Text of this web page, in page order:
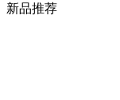
新品推荐